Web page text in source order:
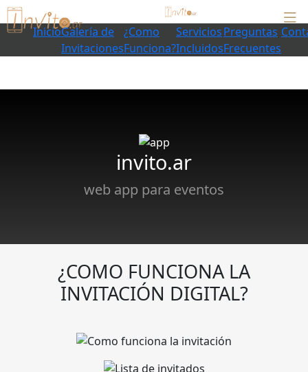
InicioGalería de
Invitaciones
¿Como
Funciona?
Servicios
Incluidos
Preguntas
Frecuentes
invito.ar
web app para eventos
¿COMO FUNCIONA LA
INVITACIÓN DIGITAL?